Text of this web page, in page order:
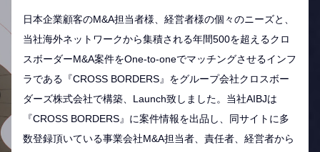
日本企業顧客のM&A担当者様、経営者様の個々のニーズと、
当社海外ネットワークから集積される年間500を超えるクロ
スボーダーM&A案件をOne-to-oneでマッチングさせるインフ
ラである『CROSS BORDERS』をグループ会社クロスボー
ダーズ株式会社で構築、Launch致しました。当社AIBJは
『CROSS BORDERS』に案件情報を出品し、同サイトに多
数登録頂いている事業会社M&A担当者、責任者、経営者から